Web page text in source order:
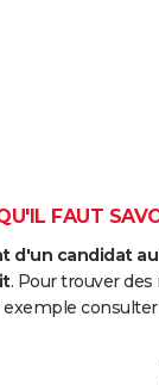
FAUT
d'un candidat
. Pour trouver